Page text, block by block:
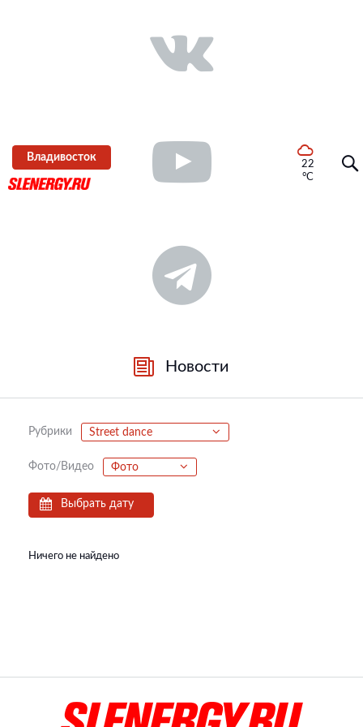
Владивосток
22
°C
Новости
Рубрики Street dance
Фото/Видео Фото
Выбрать дату
Ничего не найдено